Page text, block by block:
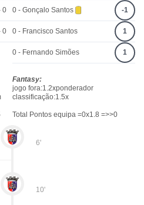
0
0
0 - Gonçalo Santos -1
0 - Francisco Santos 1
0 - Fernando Simões 1
Fantasy:
jogo fora:1.2xponderador
classificação:1.5x
Total Pontos equipa =0x1.8 =>>0
6'
10'